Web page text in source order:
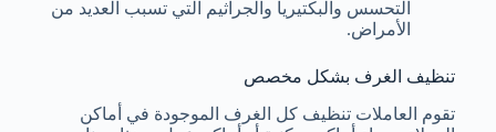
التحسس والبكتيريا والجراثيم التي تسبب العديد من
الأمراض.
تنظيف الغرف بشكل مخصص
تقوم العاملات تنظيف كل الغرف الموجودة في أماكن